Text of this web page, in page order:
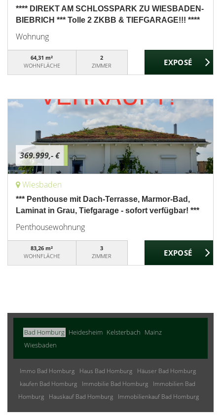
**** DIREKT AM SCHLOSSPARK ZU WIESBADEN-
BIEBRICH *** Tolle 2 ZKBB & TIEFGARAGE!!! ****
Wohnung
64,31 m²
WOHNFLÄCHE
2
ZIMMER
369.999,- €
Wiesbaden
*** Penthouse mit Dach-Terrasse, Marmor-Bad,
Laminat in Grau, Tiefgarage - sofort verfügbar! ***
Penthousewohnung
83,26 m²
WOHNFLÄCHE
3
ZIMMER
Bad Homburg Heidesheim Kelsterbach Mainz
Wiesbaden
Immo Bad Homburg Haus Bad Homburg
Häuser Bad Homburg
kaufen Bad Homburg
Immobilie Bad Homburg
Immobilien Bad
Homburg
Hauskauf Bad Homburg Immobilienkauf Bad Homburg